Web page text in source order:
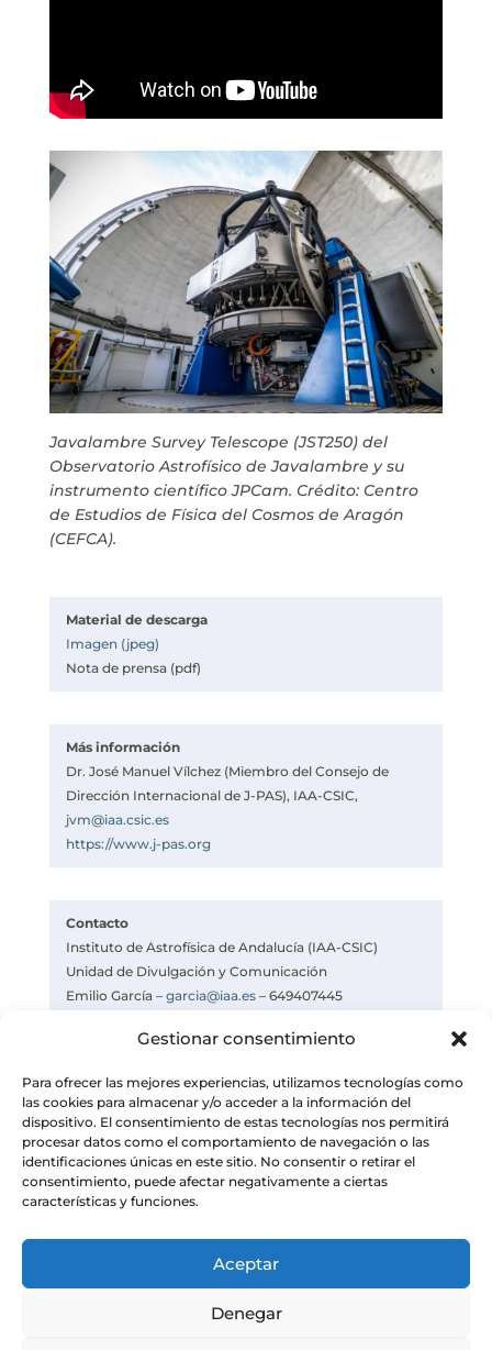
Gestionar consentimiento
Para ofrecer las mejores experiencias, utilizamos tecnologías como
las cookies para almacenar y/o acceder a la información del
dispositivo. El consentimiento de estas tecnologías nos permitirá
procesar datos como el comportamiento de navegación o las
identificaciones únicas en este sitio. No consentir o retirar el
consentimiento, puede afectar negativamente a ciertas
características y funciones.
Aceptar
Denegar
Javalambre Survey Telescope (JST250) del
Observatorio Astrofísico de Javalambre y su
instrumento científico JPCam. Crédito: Centro
de Estudios de Física del Cosmos de Aragón
(CEFCA).
Material de descarga
Imagen (jpeg)
Nota de prensa (pdf)
Más información
Dr. José Manuel Vílchez (Miembro del Consejo de
Dirección Internacional de J-PAS), IAA-CSIC,
jvm@iaa.csic.es
https://www.j-pas.org
Contacto
Instituto de Astrofísica de Andalucía (IAA-CSIC)
Unidad de Divulgación y Comunicación
Emilio García – garcia@iaa.es– 649407445
https://www.iaa.csic.es